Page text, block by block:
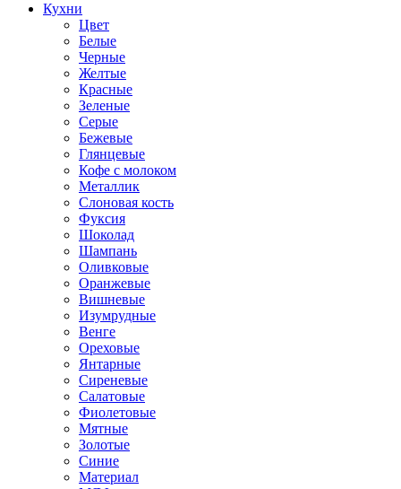
Кухни
Цвет
Белые
Черные
Желтые
Красные
Зеленые
Серые
Бежевые
Глянцевые
Кофе с молоком
Металлик
Слоновая кость
Фуксия
Шоколад
Шампань
Оливковые
Оранжевые
Вишневые
Изумрудные
Венге
Ореховые
Янтарные
Сиреневые
Салатовые
Фиолетовые
Мятные
Золотые
Синие
Материал